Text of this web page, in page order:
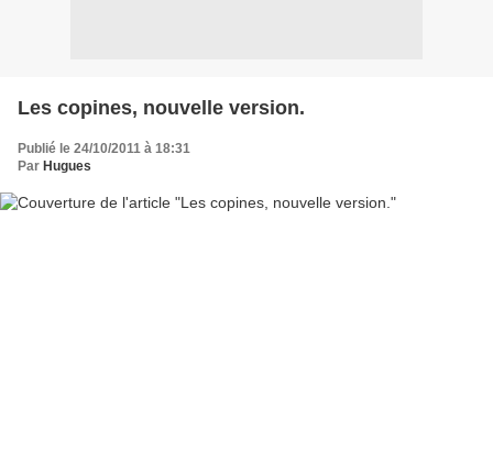
Les copines, nouvelle version.
Publié le 24/10/2011 à 18:31
Par Hugues